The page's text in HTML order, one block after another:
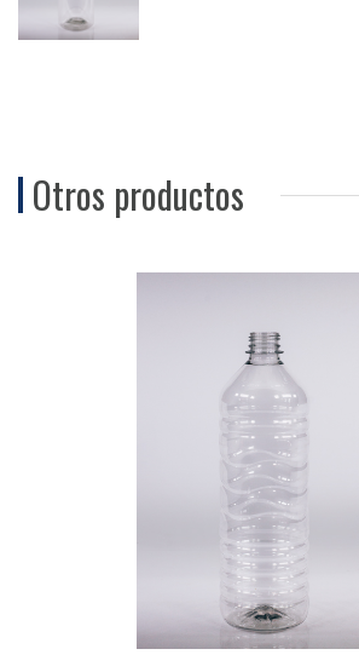
Otros productos